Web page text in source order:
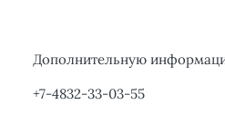
Дополнительную
+7-4832-33-03-55